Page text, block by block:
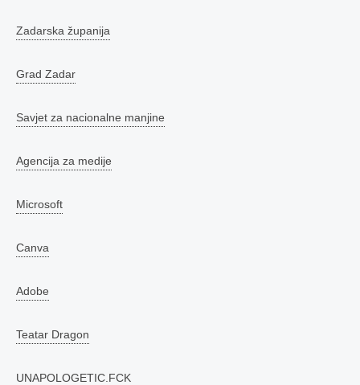
Zadarska županija
Grad Zadar
Savjet za nacionalne manjine
Agencija za medije
Microsoft
Canva
Adobe
Teatar Dragon
UNAPOLOGETIC.FCK